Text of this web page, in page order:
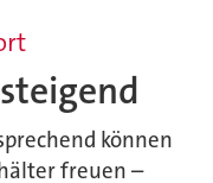
können
freuen –